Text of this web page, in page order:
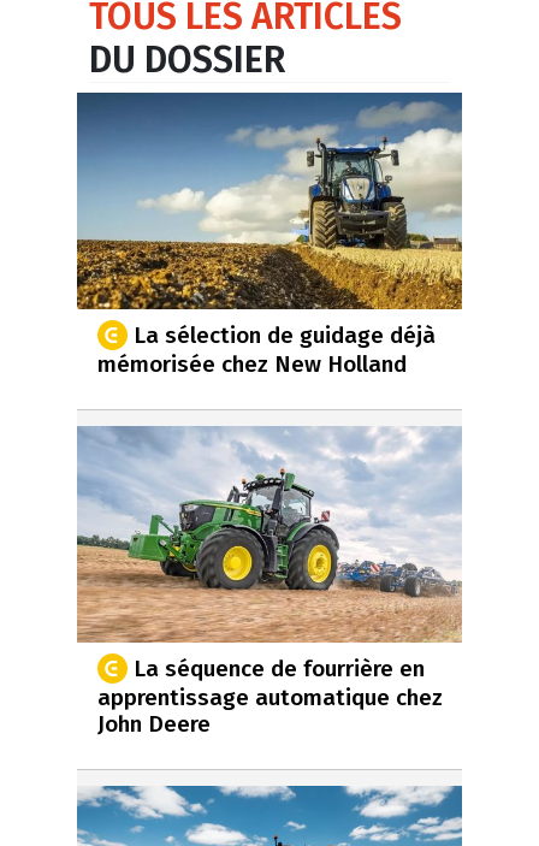
TOUS LES ARTICLES
DU DOSSIER
La sélection de guidage déjà
mémorisée chez New Holland
La séquence de fourrière en
apprentissage automatique chez
John Deere